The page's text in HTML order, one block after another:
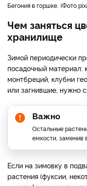
бегония в горшке. Фото
Чем заняться
хранилище
Зимой периодически
посадочный материал:
монтбреций, клубни
или загнившие, нужно
Важно
Остальные
емкости, заменив
Если на зимовку в
растения (фуксии,